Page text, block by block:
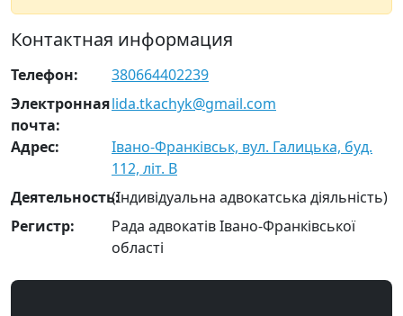
Контактная информация
Телефон:
380664402239
Электронная
почта:
lida.tkachyk@gmail.com
Адрес:
Івано-Франківськ, вул. Галицька, буд.
112, літ. В
Деятельность:(Індивідуальна адвокатська діяльність)
Регистр:
Рада адвокатів Івано-Франківської
області